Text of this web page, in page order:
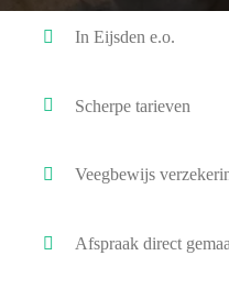
In Eijsden e.o.
Scherpe tarieven
Veegbewijs
Afspraak direct